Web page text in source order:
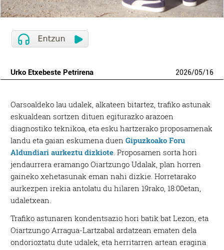
Urko Etxebeste Petrirena 2026/05/16
Oarsoaldeko lau udalek, alkateen bitartez, trafiko astunak
eskualdean sortzen dituen egiturazko arazoen
diagnostiko teknikoa, eta esku hartzerako proposamenak
landu eta gaian eskumena duenGipuzkoako Foru
Aldundiari aurkeztu dizkiote. Proposamen sorta hori
jendaurrera eramango Oiartzungo Udalak, plan horren
gaineko xehetasunak eman nahi dizkie. Horretarako
aurkezpen irekia antolatu du hilaren 19rako, 18:00etan,
udaletxean.
Trafiko astunaren kondentsazio hori batik bat Lezon, eta
Oiartzungo Arragua-Lartzabal ardatzean ematen dela
ondorioztatu dute udalek, eta herritarren artean eragina